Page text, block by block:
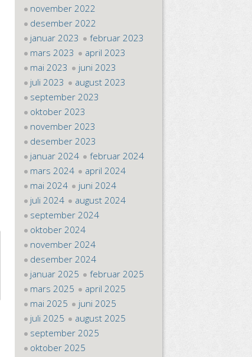
november 2022
desember 2022
januar 2023
februar 2023
mars 2023
april 2023
mai 2023
juni 2023
juli 2023
august 2023
september 2023
oktober 2023
november 2023
desember 2023
januar 2024
februar 2024
mars 2024
april 2024
mai 2024
juni 2024
juli 2024
august 2024
september 2024
oktober 2024
november 2024
desember 2024
januar 2025
februar 2025
mars 2025
april 2025
mai 2025
juni 2025
juli 2025
august 2025
september 2025
oktober 2025